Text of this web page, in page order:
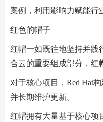
案例，利用影响力赋能行
红色的帽子
红帽一如既往地坚持并践
合云的重要组成部分，红
对于核心项目，Red Hat
并长期维护更新。
红帽拥有大量基于核心项